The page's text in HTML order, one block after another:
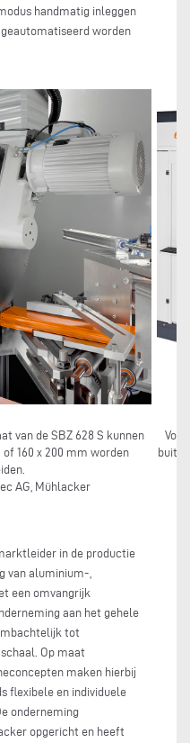
handmatig inleggen
worden
van de SBZ 628 S kunnen
160 x 200 mm worden
AG, Mühlacker
in de productie
van aluminium-,
een omvangrijk
aan het gehele
tot
Op maat
maken hierbij
flexibele en individuele
onderneming
opgericht en heeft